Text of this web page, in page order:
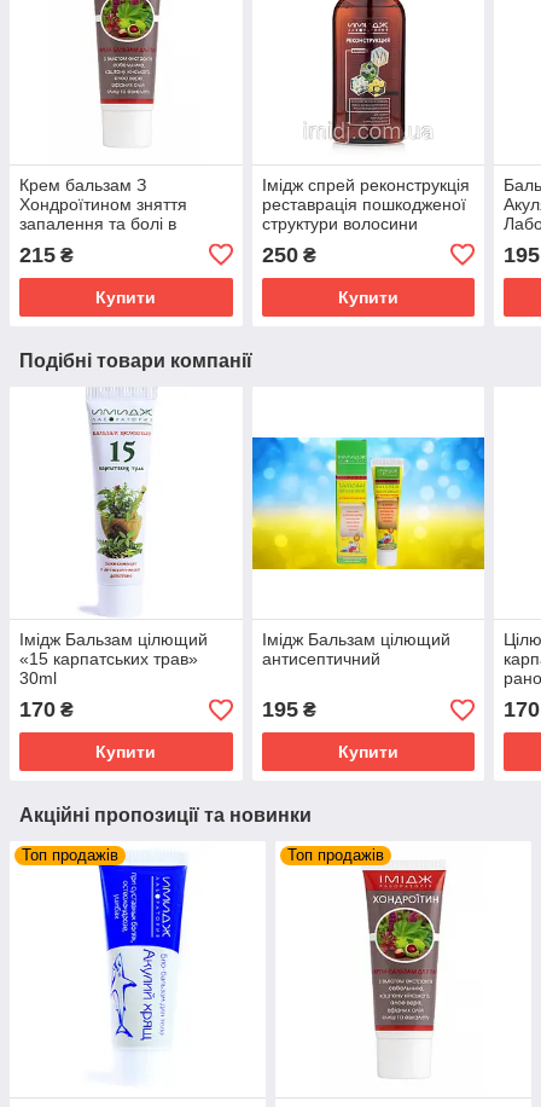
Крем бальзам З
Хондроїтином зняття
запалення та болі в
суглобах, м'язах і хребті
Імідж Лабораторія
215 ₴
Купити
Імідж спрей реконструкція
реставрація пошкодженої
структури волосини
250₴
Купити
195
Подібні товари компанії
Імідж Бальзам цілющий
«15 карпатських трав»
30ml
170 ₴
Купити
Імідж Бальзам цілющий
антисептичний
195₴
Купити
мл.,
170
Акційні пропозиції та новинки
Топ продажів Топ продажів